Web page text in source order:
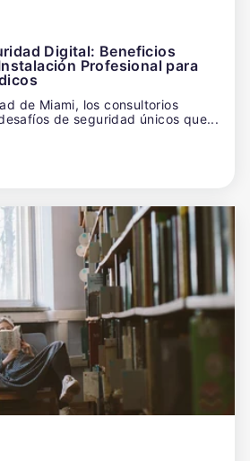
Digital: Beneficios
Profesional para
de Miami, los consultorios
de seguridad únicos que...